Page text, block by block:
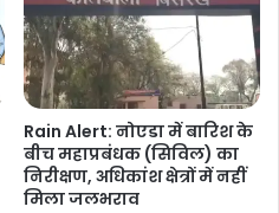
Rain Alert: नोएडा में बारिश के
बीच महाप्रबंधक (सिविल) का
निरीक्षण, अधिकांश क्षेत्रों में नहीं
मिला जलभराव